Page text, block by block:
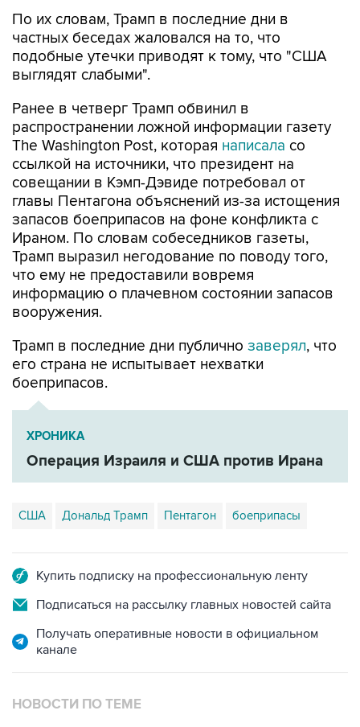
По их словам, Трамп в последние дни в
частных беседах жаловался на то, что
подобные утечки приводят к тому, что "США
выглядят слабыми".
Ранее в четверг Трамп обвинил в
распространении ложной информации газету
The Washington Post, которая написала со
ссылкой на источники, что президент на
совещании в Кэмп-Дэвиде потребовал от
главы Пентагона объяснений из-за истощения
запасов боеприпасов на фоне конфликта с
Ираном. По словам собеседников газеты,
Трамп выразил негодование по поводу того,
что ему не предоставили вовремя
информацию о плачевном состоянии запасов
вооружения.
Трамп в последние дни публично заверял, что
его страна не испытывает нехватки
боеприпасов.
ХРОНИКА
Операция Израиля и США против Ирана
США Дональд Трамп Пентагон боеприпасы
Купить подписку на профессиональную ленту
Подписаться на рассылку главных новостей сайта
Получать оперативные новости в официальном
канале
НОВОСТИ ПО ТЕМЕ